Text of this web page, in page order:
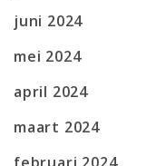
juni 2024
mei 2024
april 2024
maart 2024